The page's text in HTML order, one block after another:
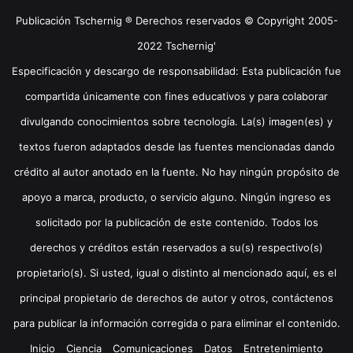
Publicación Tschernig ® Derechos reservados © Copyright 2005-
2022 Tschernig'
Especificación y descargo de responsabilidad: Esta publicación fue
compartida únicamente con fines educativos y para colaborar
divulgando conocimientos sobre tecnología. La(s) imagen(es) y
textos fueron adaptados desde las fuentes mencionadas dando
crédito al autor anotado en la fuente. No hay ningún propósito de
apoyo a marca, producto, o servicio alguno. Ningún ingreso es
solicitado por la publicación de este contenido. Todos los
derechos y créditos están reservados a su(s) respectivo(s)
propietario(s). Si usted, igual o distinto al mencionado aquí, es el
principal propietario de derechos de autor y otros, contáctenos
para publicar la información corregida o para eliminar el contenido.
Inicio
Ciencia Comunicaciones Datos Entretenimiento